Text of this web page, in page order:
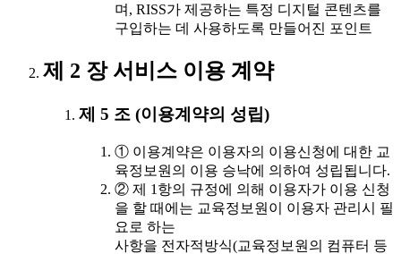
며, RISS가 제공하는 특정 디지털 콘텐츠를
구입하는 데 사용하도록 만들어진 포인트
제 2 장 서비스 이용 계약
제 5 조 (이용계약의 성립)
① 이용계약은 이용자의 이용신청에 대한 교
육정보원의 이용 승낙에 의하여 성립됩니다.
② 제 1항의 규정에 의해 이용자가 이용 신청
을 할 때에는 교육정보원이 이용자 관리시 필
요로 하는
사항을 전자적방식(교육정보원의 컴퓨터 등